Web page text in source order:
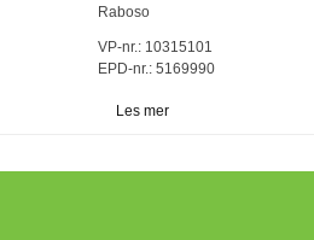
Raboso
VP-nr.:10315101
EPD-nr.: 5169990
Les mer